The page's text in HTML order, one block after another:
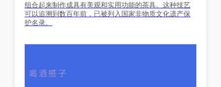
组合起来制作成具有美观和实用功能的茶具。这种技艺
可以追溯到数百年前，已被列入国家非物质文化遗产保
护名录。